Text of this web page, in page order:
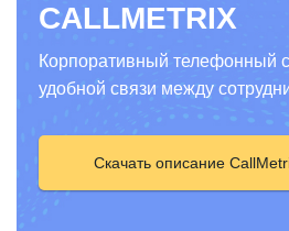
CALLMETRIX
Корпоративный телефонный
удобной связи между
Скачать описание